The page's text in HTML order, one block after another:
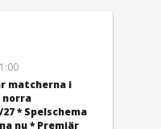
matcherna i
norra
* Spelschema
nu * Premiär